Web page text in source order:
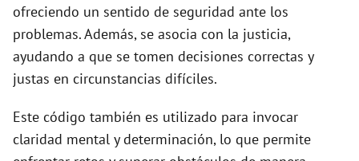
ofreciendo un sentido de seguridad ante los
problemas. Además, se asocia con la justicia,
ayudando a que se tomen decisiones correctas y
justas en circunstancias difíciles.
Este código también es utilizado para invocar
claridad mental y determinación, lo que permite